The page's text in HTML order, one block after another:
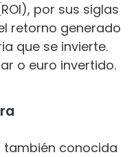
por sus siglas
retorno generado
que se invierte.
o euro invertido.
también conocida